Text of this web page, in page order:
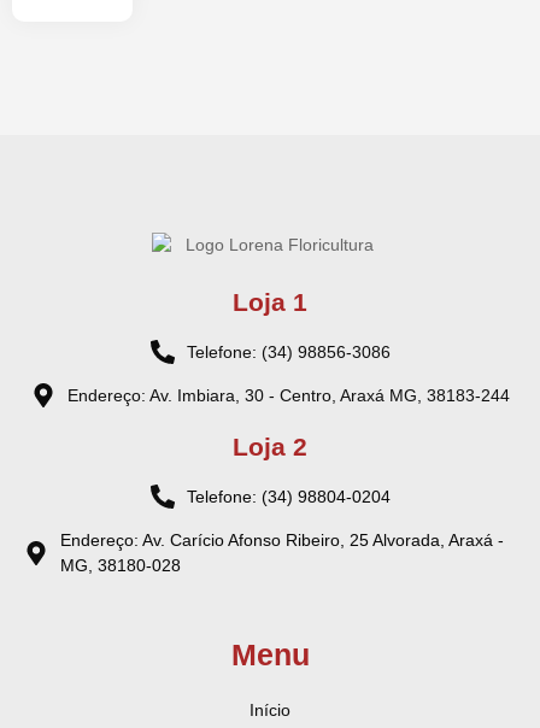
Loja 1
Telefone: (34) 98856-3086
Endereço: Av. Imbiara, 30 - Centro, Araxá MG, 38183-244
Loja 2
Telefone: (34) 98804-0204
Endereço: Av. Carício Afonso Ribeiro, 25 Alvorada, Araxá -
MG, 38180-028
Menu
Início